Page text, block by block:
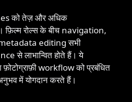
को तेज़ और अधिक
फ़िल्म रोल्स के बीच navigation,
editing सभी
से लाभान्वित होते हैं। ये
फ़ोटोग्राफ़ी workflow को प्रबंधित
में योगदान करते हैं।